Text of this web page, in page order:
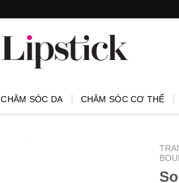
CHĂM SÓC DA CHĂM SÓC CƠ THỂ